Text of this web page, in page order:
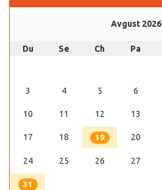
Avgust 2026
Du Se Ch Pa
3 4 5 6
10 11 12 13
17 18 19 20
24 25 26 27
31